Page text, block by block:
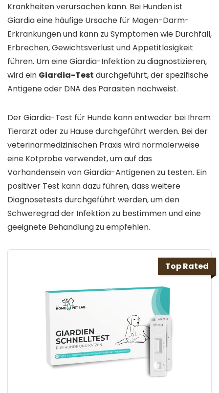
Krankheiten verursachen kann. Bei Hunden ist
Giardia eine häufige Ursache für Magen-Darm-
Erkrankungen und kann zu Symptomen wie Durchfall,
Erbrechen, Gewichtsverlust und Appetitlosigkeit
führen. Um eine Giardia-Infektion zu diagnostizieren,
wird ein Giardia-Test durchgeführt, der spezifische
Antigene oder DNA des Parasiten nachweist.
Der Giardia-Test für Hunde kann entweder bei Ihrem
Tierarzt oder zu Hause durchgeführt werden. Bei der
veterinärmedizinischen Praxis wird normalerweise
eine Kotprobe verwendet, um auf das
Vorhandensein von Giardia-Antigenen zu testen. Ein
positiver Test kann dazu führen, dass weitere
Diagnosetests durchgeführt werden, um den
Schweregrad der Infektion zu bestimmen und eine
geeignete Behandlung zu empfehlen.
Top Rated